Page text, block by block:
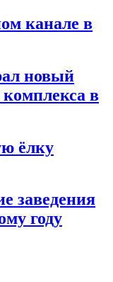
канале в
новый
в
ёлку
заведения
году